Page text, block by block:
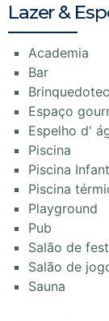
Lazer &
Academia
Bar
Espaço
Espelho d'
Piscina
Piscina
Piscina
Playground
Pub
Salão de
Salão de
Sauna